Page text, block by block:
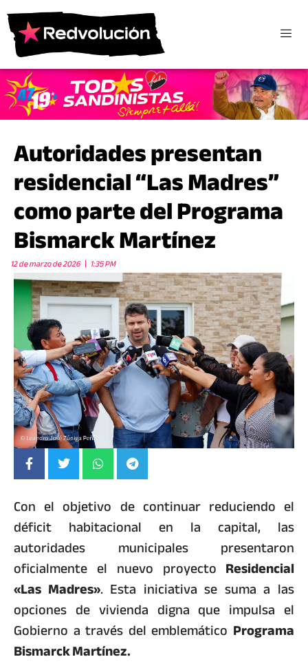
Autoridades presentan
residencial “Las Madres”
como parte del Programa
Bismarck Martínez
12 de marzo de 2026 1:35 PM
Con el objetivo de continuar reduciendo el
déficit habitacional en la capital, las
autoridades municipales presentaron
oficialmente el nuevo proyecto Residencial
«Las Madres». Esta iniciativa se suma a las
opciones de vivienda digna que impulsa el
Gobierno a través del emblemático Programa
Bismarck Martínez.